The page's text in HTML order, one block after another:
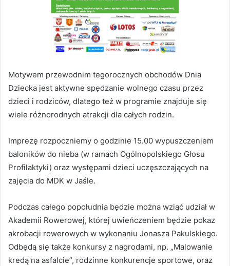
Motywem przewodnim tegorocznych obchodów Dnia
Dziecka jest aktywne spędzanie wolnego czasu przez
dzieci i rodziców, dlatego też w programie znajduje się
wiele różnorodnych atrakcji dla całych rodzin.
Imprezę rozpoczniemy o godzinie 15.00 wypuszczeniem
baloników do nieba (w ramach Ogólnopolskiego Głosu
Profilaktyki) oraz występami dzieci uczęszczających na
zajęcia do MDK w Jaśle.
Podczas całego popołudnia będzie można wziąć udział w
Akademii Rowerowej, której uwieńczeniem będzie pokaz
akrobacji rowerowych w wykonaniu Jonasza Pakulskiego.
Odbędą się także konkursy z nagrodami, np. „Malowanie
kredą na asfalcie”, rodzinne konkurencje sportowe, oraz